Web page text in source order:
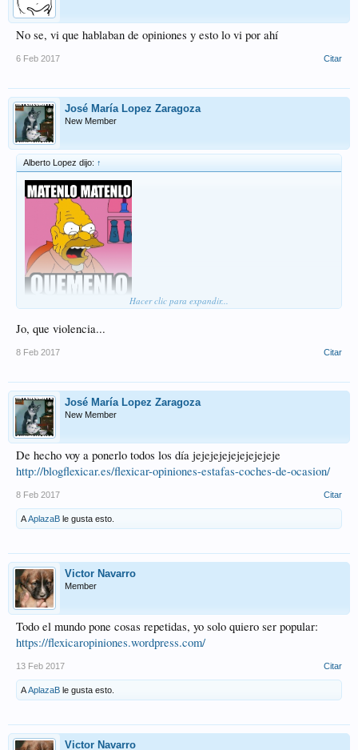
No se, vi que hablaban de opiniones y esto lo vi por ahí
6 Feb 2017 Citar
José María Lopez Zaragoza
New Member
Alberto Lopez dijo: ↑
Hacer clic para expandir...
Jo, que violencia...
8 Feb 2017 Citar
José María Lopez Zaragoza
New Member
De hecho voy a ponerlo todos los día jejejejejejejejejeje
http://blogflexicar.es/flexicar-opiniones-estafas-coches-de-ocasion/
8 Feb 2017 Citar
AAplazaB le gusta esto.
Victor Navarro
Member
Todo el mundo pone cosas repetidas, yo solo quiero ser popular:
https://flexicaropiniones.wordpress.com/
13 Feb 2017 Citar
AAplazaB le gusta esto.
Victor Navarro